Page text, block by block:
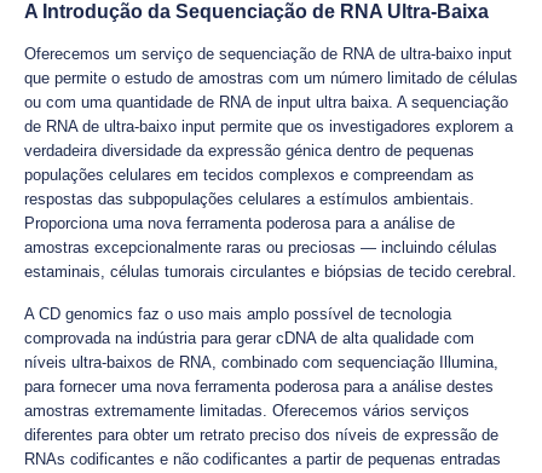
A Introdução da Sequenciação de RNA Ultra-Baixa
Oferecemos um serviço de sequenciação de RNA de ultra-baixo input
que permite o estudo de amostras com um número limitado de células
ou com uma quantidade de RNA de input ultra baixa. A sequenciação
de RNA de ultra-baixo input permite que os investigadores explorem a
verdadeira diversidade da expressão génica dentro de pequenas
populações celulares em tecidos complexos e compreendam as
respostas das subpopulações celulares a estímulos ambientais.
Proporciona uma nova ferramenta poderosa para a análise de
amostras excepcionalmente raras ou preciosas — incluindo células
estaminais, células tumorais circulantes e biópsias de tecido cerebral.
A CD genomics faz o uso mais amplo possível de tecnologia
comprovada na indústria para gerar cDNA de alta qualidade com
níveis ultra-baixos de RNA, combinado com sequenciação Illumina,
para fornecer uma nova ferramenta poderosa para a análise destes
amostras extremamente limitadas. Oferecemos vários serviços
diferentes para obter um retrato preciso dos níveis de expressão de
RNAs codificantes e não codificantes a partir de pequenas entradas